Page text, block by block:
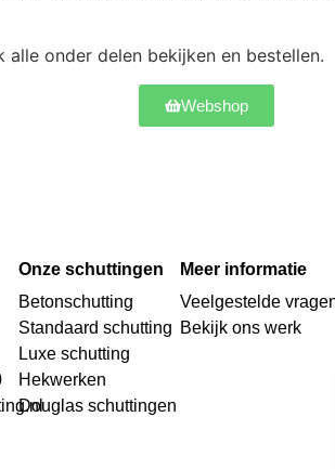
alle onder delen bekijken en bestellen.
Webshop
Onze schuttingen
Betonschutting
Standaard schutting
Luxe schutting
Hekwerken
Douglas schuttingen
Meer informatie
Veelgestelde
Bekijk ons werk